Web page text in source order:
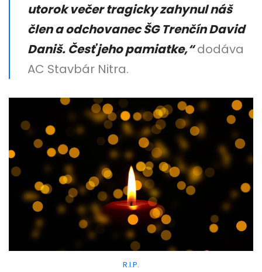
utorok večer tragicky zahynul náš
člen a odchovanec ŠG Trenčín David
Daniš. Česť jeho pamiatke,“dodáva
AC Stavbár Nitra.
R.I.P.